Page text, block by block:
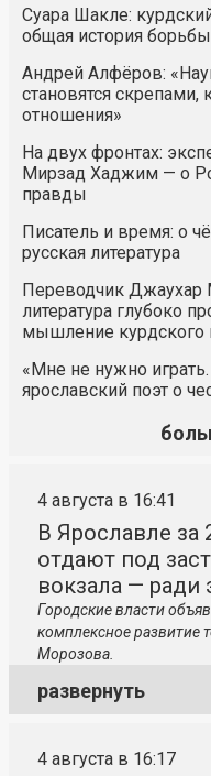
Суара Шакле:
общая история борьбы
Андрей Алфёров:
становятся
отношения»
На двух фронтах:
Мирзад Хаджим — о
правды
Писатель и время: о
русская литература
Переводчик Джаухар
литература глубоко
мышление курдского
«Мне не нужно
ярославский поэт о
4 августа в 16:41
В Ярославле за
отдают под
вокзала — ради
Городские власти
комплексное развитие
Морозова.
развернуть
4 августа в 16:17